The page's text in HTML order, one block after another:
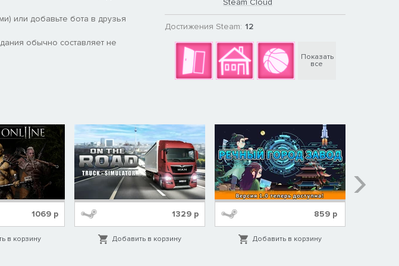
Вы даже не осознавали, что
себе что угодно от
или добавьте бота в друзья
обычно составляет не
Достижения Steam: 12
Показать
все
1069 р
в корзину
1329 р
Добавить в корзину
859 р
Добавить в корзину